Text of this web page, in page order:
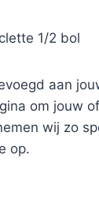
1/2 bol
aan
om jouw
wij zo
op.